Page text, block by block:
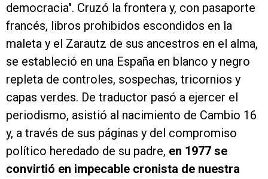
democracia". Cruzó la frontera y, con pasaporte
francés, libros prohibidos escondidos en la
maleta y el Zarautz de sus ancestros en el alma,
se estableció en una España en blanco y negro
repleta de controles, sospechas, tricornios y
capas verdes. De traductor pasó a ejercer el
periodismo, asistió al nacimiento de Cambio 16
y, a través de sus páginas y del compromiso
político heredado de su padre, en 1977 se
convirtió en impecable cronista de nuestra